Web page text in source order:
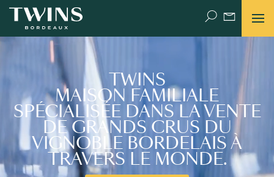
POURQUOI PAS TWINS ?
UNE HISTOIRE DE FAMILLE
THE PLACE (DE BORDEAUX) TO BE
NEWS
TWINS
MAISON FAMILIALE
SPÉCIALISÉE DANS LA VENTE
DE GRANDS CRUS DU
VIGNOBLE BORDELAIS À
TRAVERS LE MONDE.